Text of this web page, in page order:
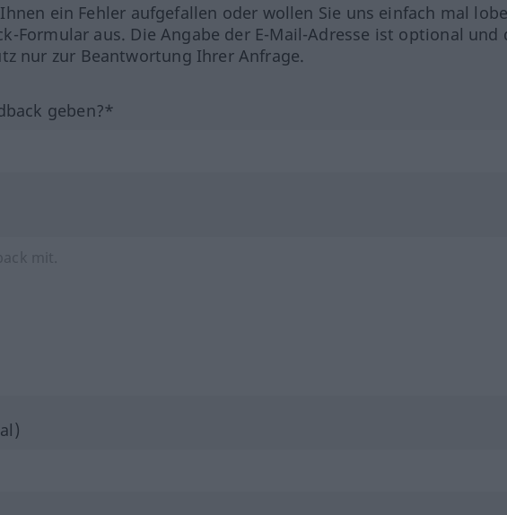
ein Fehler aufgefallen oder wollen Sie uns einfach mal
Formular aus. Die Angabe der E-Mail-Adresse ist optional und
nur zur Beantwortung Ihrer Anfrage.
geben?*